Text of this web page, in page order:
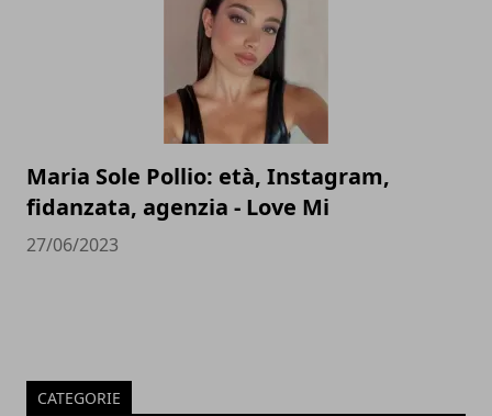
Maria Sole Pollio: età, Instagram,
fidanzata, agenzia - Love Mi
27/06/2023
CATEGORIE